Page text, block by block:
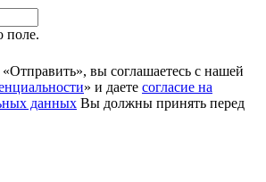
поле.
вы соглашаетесь с нашей
» и даете согласие на
данных Вы должны принять перед